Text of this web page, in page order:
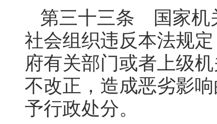
第三十三条 国家机
社会组织违反本法规
府有关部门或者上级
不改正，造成恶劣影
予行政处分。